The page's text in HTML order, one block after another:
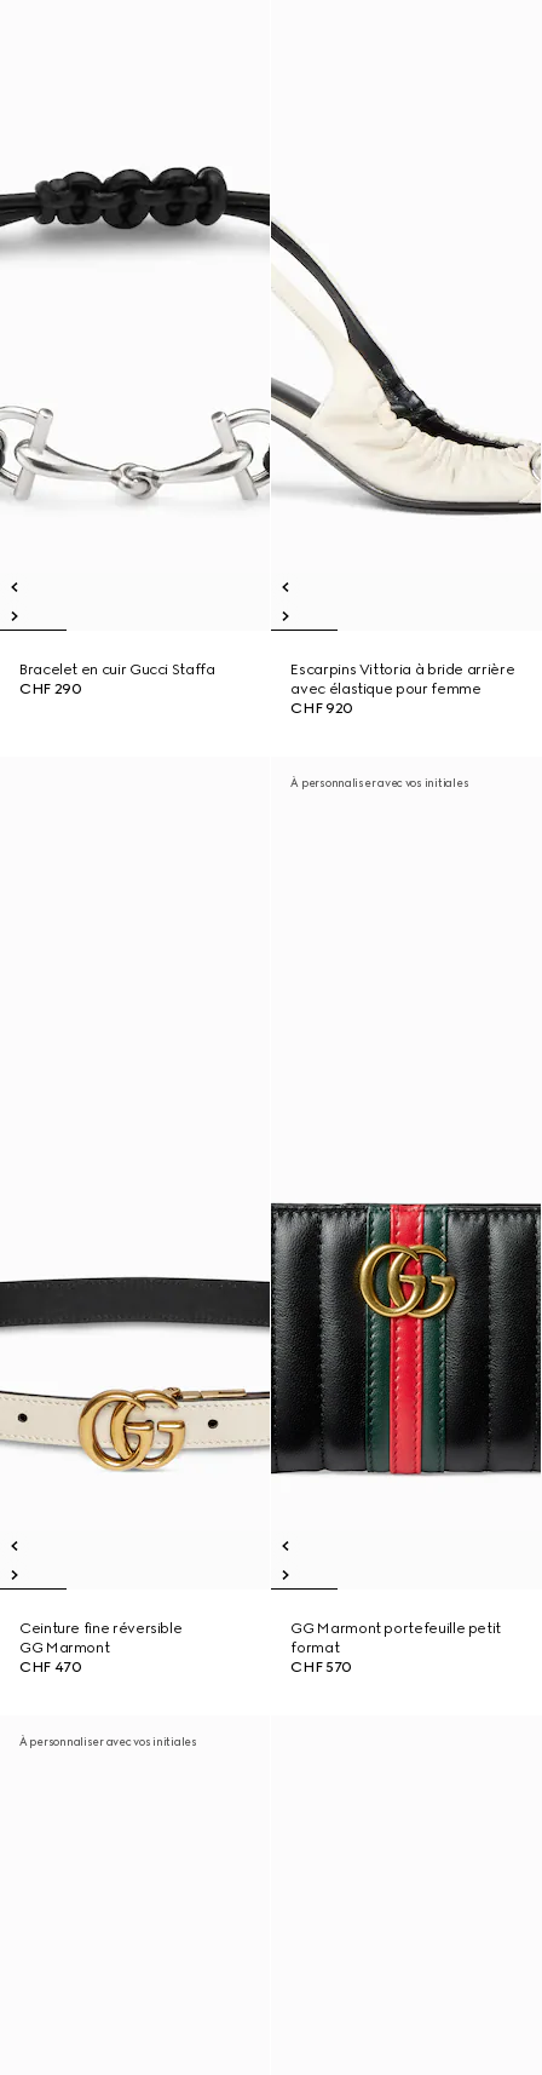
Bracelet en cuir Gucci Staffa
CHF 290
Escarpins Vittoria à bride arrière
avec élastique pour femme
CHF 920
Ceinture fine réversible
GG Marmont
CHF 470
À personnaliser avec vos initiales
GG Marmont portefeuille petit
format
CHF 570
À personnaliser avec vos initiales